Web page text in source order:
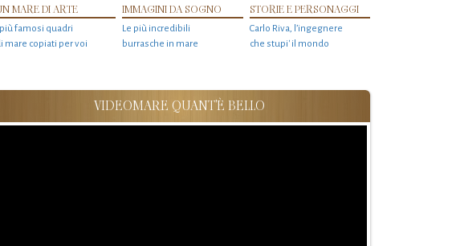
MARE DI ARTE
famosi quadri
mare copiati per voi
IMMAGINI DA SOGNO
Le più incredibili
burrasche in mare
STORIE E PERSONAGGI
Carlo Riva, l’ingegnere
che stupi' il mondo
VIDEOMARE QUANT'È BELLO